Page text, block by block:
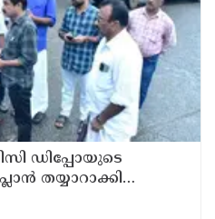
ഡിപ്പോയുടെ
തയ്യാറാക്കി
എം എൽ എ